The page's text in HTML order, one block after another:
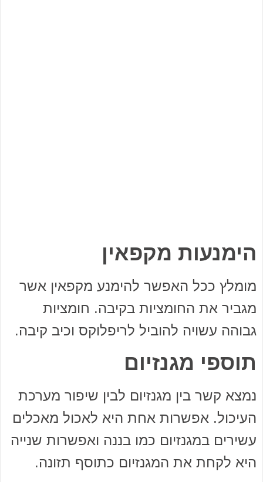
הימנעות מקפאין
מומלץ ככל האפשר להימנע מקפאין אשר
מגביר את החומציות בקיבה. חומציות
גבוהה עשויה להוביל לריפלוקס וכיב קיבה.
תוספי מגנזיום
נמצא קשר בין מגנזיום לבין שיפור מערכת
העיכול. אפשרות אחת היא לאכול מאכלים
עשירים במגנזיום כמו בננה ואפשרות שנייה
היא לקחת את המגנזיום כתוסף תזונה.